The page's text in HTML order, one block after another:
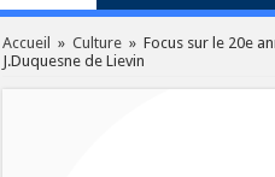
Accueil » Culture » Focus sur le 20e
J.Duquesne de Lievin